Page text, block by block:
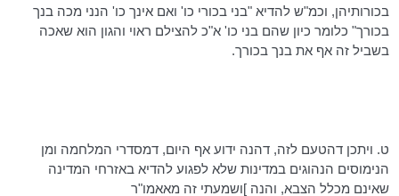
בכורותיהן, וכמ"ש להדיא "בני בכורי כו' ואם אינך כו' הנני מכה בנך
בכורך" כלומר כיון שהם בני כו' א"כ להצילם ראוי והגון הוא שאכה
בשביל זה אף את בנך בכורך.
ט. ויתכןדהטעם לזה,דהנה ידוע אף היום,דמסדרי המלחמה ומן
הנימוסים הנהוגים במדינות שלא לפגועלהדיא באזרחי המדינה
שאינם מכלל הצבא, והנה ]ושמעתי זה מאאמו"ר